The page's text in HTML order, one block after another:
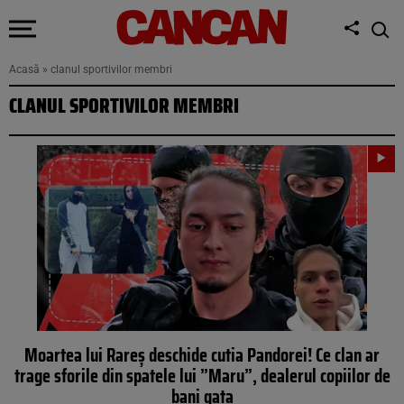
Acasă » clanul sportivilor membri
CLANUL SPORTIVILOR MEMBRI
Moartea lui Rareș deschide cutia Pandorei! Ce clan ar
trage sforile din spatele lui ”Maru”, dealerul copiilor de
bani gata